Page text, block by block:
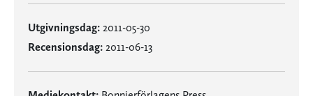
Utgivningsdag: 2011-05-30
Recensionsdag: 2011-06-13